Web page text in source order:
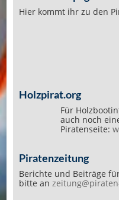
Hier kommt ihr zu den
Holzpirat.org
Für
auch noch
Piratenseite:
Piratenzeitung
Berichte und Beiträge
bitte an